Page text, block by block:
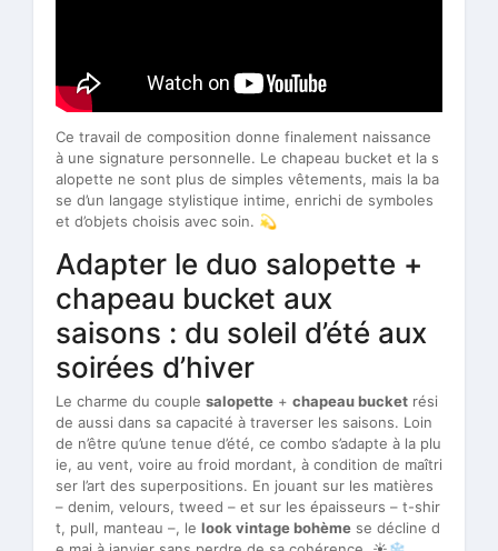
Ce travail de composition donne finalement naissance
à une signature personnelle. Le chapeau bucket et la s
alopette ne sont plus de simples vêtements, mais la ba
se d’un langage stylistique intime, enrichi de symboles
et d’objets choisis avec soin. 💫
Adapter le duo salopette +
chapeau bucket aux
saisons : du soleil d’été aux
soirées d’hiver
Le charme du couple salopette + chapeau bucket rési
de aussi dans sa capacité à traverser les saisons. Loin
de n’être qu’une tenue d’été, ce combo s’adapte à la plu
ie, au vent, voire au froid mordant, à condition de maîtri
ser l’art des superpositions. En jouant sur les matières
– denim, velours, tweed – et sur les épaisseurs – t-shir
t, pull, manteau –, le look vintage bohème se décline d